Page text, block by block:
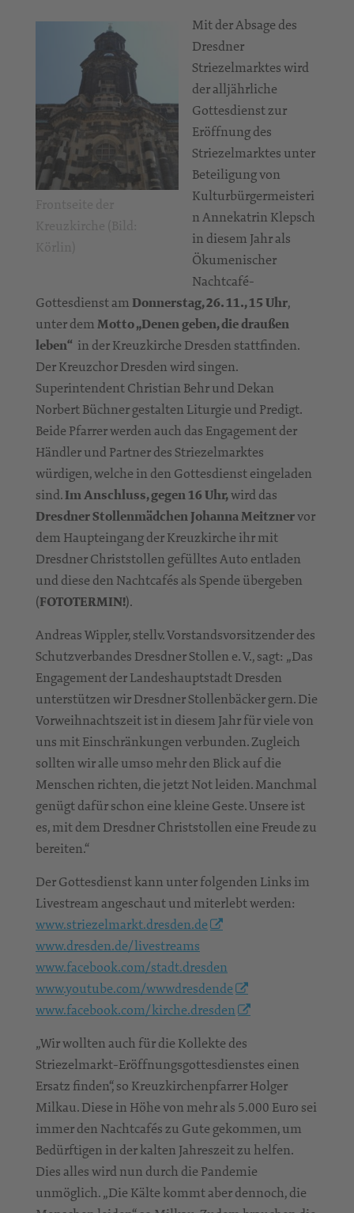
Mit der Absage des
Dresdner
Striezelmarktes wird
der alljährliche
Gottesdienst zur
Eröffnung des
Striezelmarktes unter
Beteiligung von
Kulturbürgermeisteri
n Annekatrin Klepsch
in diesem Jahr als
Ökumenischer
Nachtcafé-
Gottesdienst am Donnerstag, 26. 11., 15 Uhr,
unter demMotto „Denen geben, die draußen
leben“ in der Kreuzkirche Dresden stattfinden.
Der Kreuzchor Dresden wird singen.
Superintendent Christian Behr und Dekan
Norbert Büchner gestalten Liturgie und Predigt.
Beide Pfarrer werden auch das Engagement der
Händler und Partner des Striezelmarktes
würdigen, welche in den Gottesdienst eingeladen
sind.Im Anschluss, gegen 16 Uhr,wird das
Dresdner Stollenmädchen Johanna Meitznervor
dem Haupteingang der Kreuzkirche ihr mit
Dresdner Christstollen gefülltes Auto entladen
und diese den Nachtcafés als Spende übergeben
(FOTOTERMIN!).
Andreas Wippler, stellv. Vorstandsvorsitzender des
Schutzverbandes Dresdner Stollen e. V., sagt: „Das
Engagement der Landeshauptstadt Dresden
unterstützen wir Dresdner Stollenbäcker gern. Die
Vorweihnachtszeit ist in diesem Jahr für viele von
uns mit Einschränkungen verbunden. Zugleich
sollten wir alle umso mehr den Blick auf die
Menschen richten, die jetzt Not leiden. Manchmal
genügt dafür schon eine kleine Geste. Unsere ist
es, mit dem Dresdner Christstollen eine Freude zu
bereiten.“
Der Gottesdienst kann unter folgenden Links im
Livestream angeschaut und miterlebt werden:
www.striezelmarkt.dresden.de
www.dresden.de/livestreams
www.facebook.com/stadt.dresden
www.youtube.com/wwwdresdende
www.facebook.com/kirche.dresden
„Wir wollten auch für die Kollekte des
Striezelmarkt-Eröffnungsgottesdienstes einen
Ersatz finden“, so Kreuzkirchenpfarrer Holger
Milkau. Diese in Höhe von mehr als 5.000 Euro sei
immer den Nachtcafés zu Gute gekommen, um
Bedürftigen in der kalten Jahreszeit zu helfen.
Dies alles wird nun durch die Pandemie
unmöglich. „Die Kälte kommt aber dennoch, die